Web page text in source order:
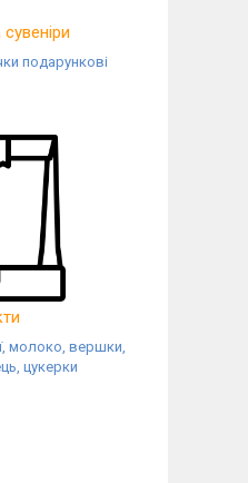
подарункові
молоко, вершки,
цукерки